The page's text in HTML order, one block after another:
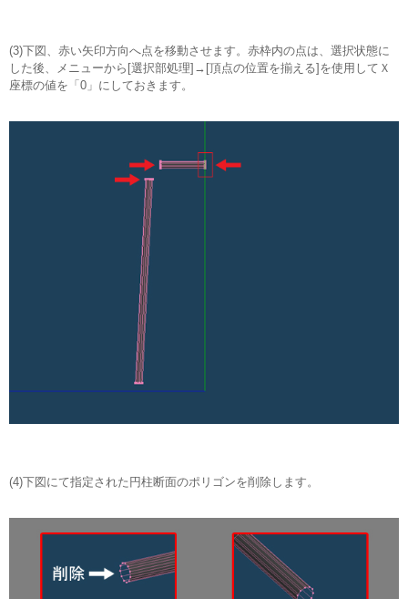
(3)下図、赤い矢印方向へ点を移動させます。赤枠内の点は、選択状態に
した後、メニューから[選択部処理]→[頂点の位置を揃える]を使用してＸ
座標の値を「0」にしておきます。
(4)下図にて指定された円柱断面のポリゴンを削除します。